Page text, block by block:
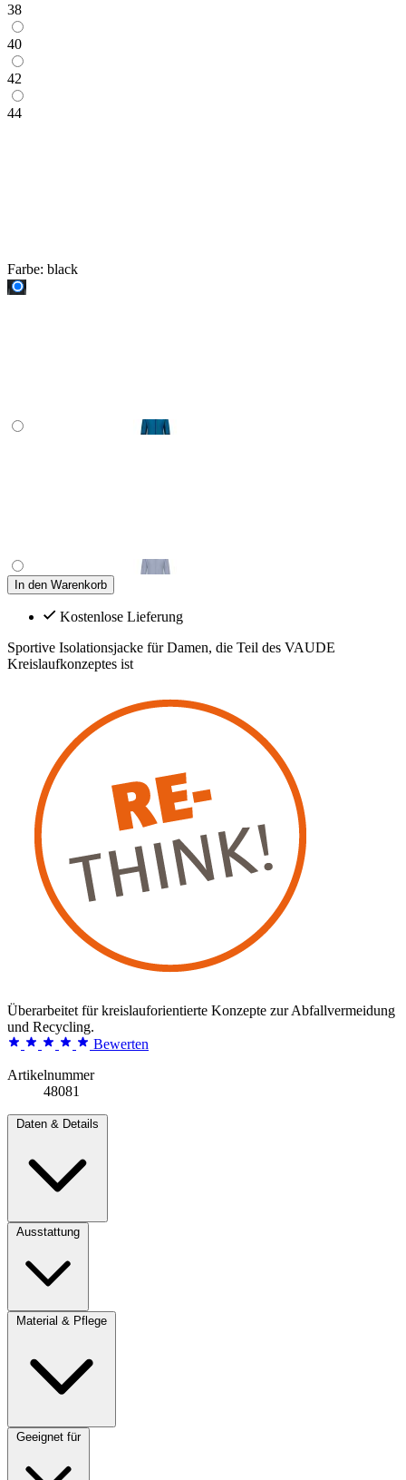
38
40
42
44
Farbe: black
In den Warenkorb
Kostenlose Lieferung
Sportive Isolationsjacke für Damen, die Teil des VAUDE
Kreislaufkonzeptes ist
Überarbeitet für kreislauforientierte Konzepte zur Abfallvermeidung
und Recycling.
Bewerten
Artikelnummer
48081
Daten & Details
Ausstattung
Material & Pflege
Geeignet für